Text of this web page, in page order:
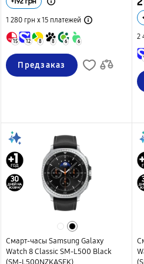
1 280 грн х 15 платежей
15 12 8 8 6 6
Предзаказ
2
Смарт-часы Samsung Galaxy
Watch 8 Classic SM-L500 Black